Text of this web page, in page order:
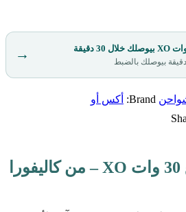
بيوصلك بالضبط →
Brand:
أكس أو
ادابتر شحن سريع 30 وات XO – من كاليفورا